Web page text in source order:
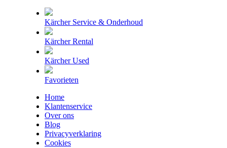
Kärcher Service & Onderhoud
Kärcher Rental
Kärcher Used
Favorieten
Home
Klantenservice
Over ons
Blog
Privacyverklaring
Cookies